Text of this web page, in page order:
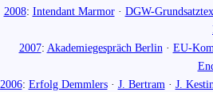
2008: Intendant Marmor· DGW-
2007: Akademiegespräch Berlin · EU-
2006: Erfolg Demmlers· J. Bertram · J.